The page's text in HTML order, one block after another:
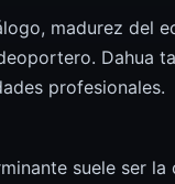
madurez del
Dahua
profesionales.
suele ser